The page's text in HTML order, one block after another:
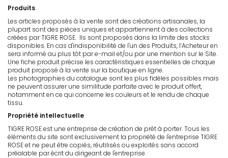
Produits
Les articles proposés à la vente sont des créations artisanales, la
plupart sont des pièces uniques et appartiennent à des collections
créées par TIGRE ROSE. Ils sont proposés dans la limite des stocks
disponibles. En cas d'indisponibilité de l'un des Produits, l’Acheteur en
sera informé au plus tôt par e-mail et/ou par une mention sur le Site.
Une fiche produit précise les caractéristiques essentielles de chaque
produit proposé à la vente sur la boutique en ligne.
Les photographies du catalogue sont les plus fidèles possibles mais
ne peuvent assurer une similitude parfaite avec le produit offert,
notamment en ce qui concerne les couleurs et le rendu de chaque
tissu.
Propriété intellectuelle
TIGRE ROSE est une entreprise de création de prêt à porter. Tous les
éléments du site sont exclusivement la propriété de l'entreprise TIGRE
ROSE et ne peut être copiés, réutilisés ou exploités sans accord
préalable par écrit du dirigeant de l'entreprise.